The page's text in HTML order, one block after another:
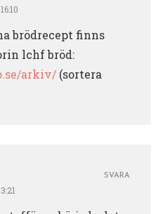
brödrecept finns
lchf bröd:
arkiv/ (sortera
SVARA